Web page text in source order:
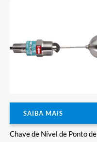
SAIBA MAIS
Chave de Nível de Ponto de